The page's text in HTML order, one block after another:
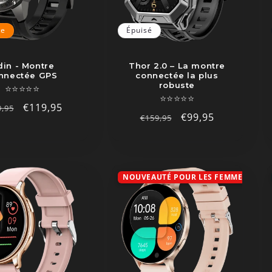
- Montre
GPS
⭐⭐⭐⭐⭐
Prix
€119,95
Épuisé
Thor 2.0 – La montre
connectée la plus
robuste
⭐⭐⭐⭐⭐
Prix
€159,95
Prix
€99,95
NOUVEAUTÉ POUR LES FEMMES